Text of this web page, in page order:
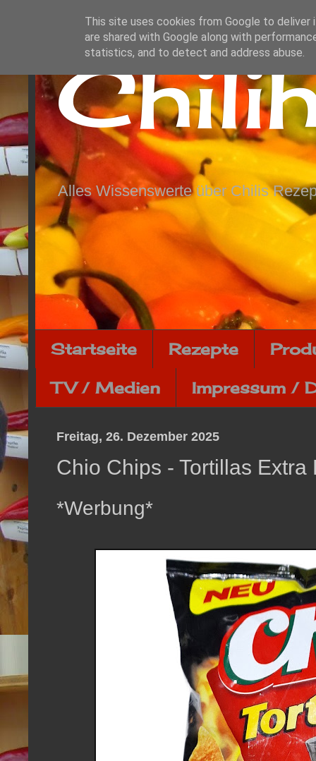
Alles Wissenswerte über Chilis
Startseite Rezepte
TV / Medien Impressum /
Freitag, 26. Dezember 2025
Chio Chips - Tortillas Extra
*Werbung*
This site uses cookies from Google to deliver
are shared with Google along with
statistics, and to detect and address abuse.